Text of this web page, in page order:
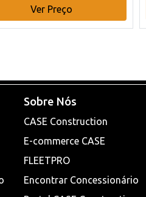
Ver Preço
Sobre Nós
CASE Construction
E-commerce CASE
FLEETPRO
Encontrar Concessionário